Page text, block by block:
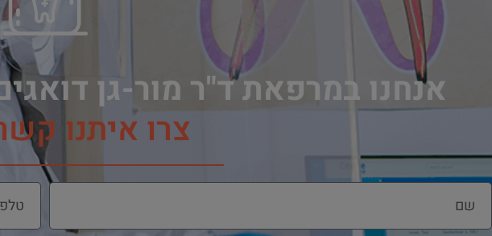
אנחנו במרפאת ד"ר מור-גן
צרו איתנו